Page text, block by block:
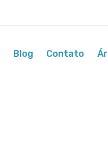
Blog Contato